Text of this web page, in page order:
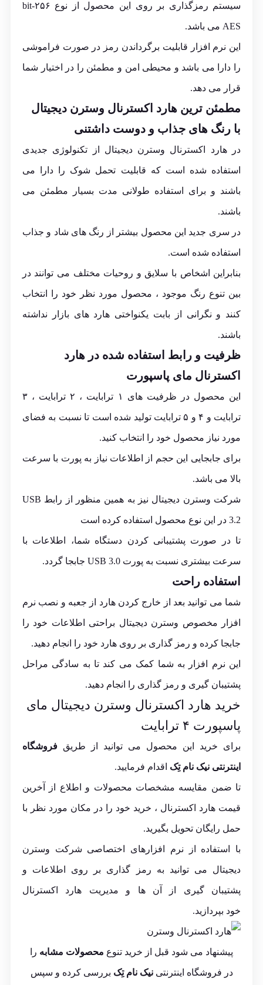
سیستم رمزگذاری بر روی این محصول از نوع ۲۵۶-bit
AES می باشد.
این نرم افزار قابلیت برگرداندن رمز در صورت فراموشی
را دارا می باشد و محیطی امن و مطمئن را در اختیار شما
قرار می دهد.
مطمئن ترین هارد اکسترنال وسترن دیجیتال
با رنگ های جذاب و دوست داشتنی
در هارد اکسترنال وسترن دیجیتال از تکنولوژی جدیدی
استفاده شده است که قابلیت تحمل شوک را دارا می
باشند و برای استفاده طولانی مدت بسیار مطمئن می
باشند.
در سری جدید این محصول بیشتر از رنگ های شاد و جذاب
استفاده شده است.
بنابراین اشخاص با سلایق و روحیات مختلف می توانند در
بین تنوع رنگ موجود ، محصول مورد نظر خود را انتخاب
کنند و نگرانی از بابت یکنواختی هارد های بازار نداشته
باشند.
ظرفیت و رابط استفاده شده در هارد
اکسترنال مای پاسپورت
این محصول در ظرفیت های ۱ ترابایت ، ۲ ترابایت ، ۳
ترابایت و ۴ و ۵ ترابایت تولید شده است تا نسبت به فضای
مورد نیاز محصول خود را انتخاب کنید.
برای جابجایی این حجم از اطلاعات نیاز به پورت با سرعت
بالا می باشد.
شرکت وسترن دیجیتال نیز به همین منظور از رابط USB
3.2 در این نوع محصول استفاده کرده است
تا در صورت پشتیبانی کردن دستگاه شما، اطلاعات با
سرعت بیشتری نسبت به پورت USB 3.0 جابجا گردد.
استفاده راحت
شما می توانید بعد از خارج کردن هارد از جعبه و نصب نرم
افزار مخصوص وسترن دیجیتال براحتی اطلاعات خود را
جابجا کرده و رمز گذاری بر روی هارد خود را انجام دهید.
این نرم افزار به شما کمک می کند تا به سادگی مراحل
پشتیبان گیری و رمز گذاری را انجام دهید.
خرید هارد اکسترنال وسترن دیجیتال مای
پاسپورت ۴ ترابایت
برای خرید این محصول می توانید از طریقفروشگاه
اینترنتی نیک نام تِک اقدام فرمایید.
تا ضمن مقایسه مشخصات محصولات و اطلاع از آخرین
قیمت هارد اکسترنال ، خرید خود را در مکان مورد نظر با
حمل رایگان تحویل بگیرید.
با استفاده از نرم افزارهای اختصاصی شرکت وسترن
دیجیتال می توانید به رمز گذاری بر روی اطلاعات و
پشتیبان گیری از آن ها و مدیریت هارد اکسترنال
خود بپردازید.
پیشنهاد می شود قبل از خرید تنوع محصولات مشابه را
در فروشگاه اینترنتینیک نام تِک بررسی کرده و سپس